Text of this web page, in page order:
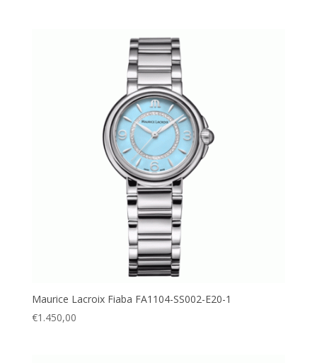
Maurice Lacroix Fiaba FA1104-SS002-E20-1
€1.450,00